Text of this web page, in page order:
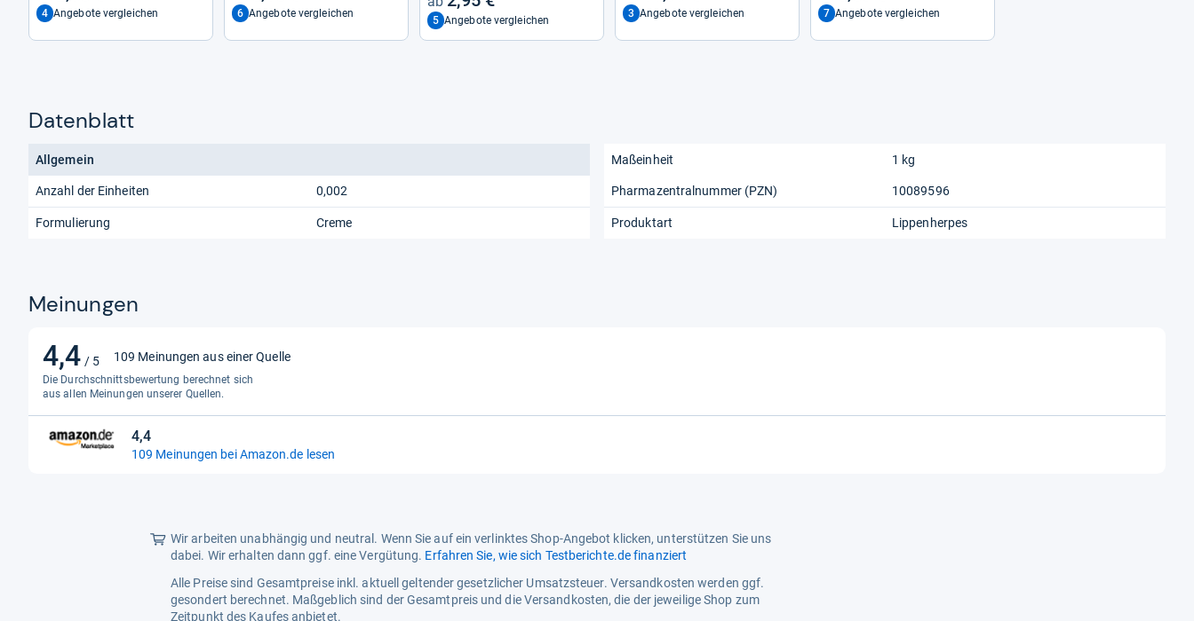
4 Angebote vergleichen 6 Angebote vergleichen
5 Angebote vergleichen
3 Angebote vergleichen 7 Angebote vergleichen
Datenblatt
Allgemein
Anzahl der Einheiten 0,002
Formulierung Creme
Maßeinheit 1 kg
Pharmazentralnummer (PZN) 10089596
Produktart Lippenherpes
Meinungen
4,4 / 5
4,4
von
5
Sternen
109 Meinungen aus einer Quelle
Die Durchschnittsbewertung berechnet sich
aus allen Meinungen unserer Quellen.
4,4
4,4
von
109 Meinungen bei Amazon.de lesen
Wir arbeiten unabhängig und neutral. Wenn Sie auf ein verlinktes Shop-Angebot klicken, unterstützen Sie uns
dabei. Wir erhalten dann ggf. eine Vergütung. Erfahren Sie, wie sich Testberichte.de finanziert
Alle Preise sind Gesamtpreise inkl. aktuell geltender gesetzlicher Umsatzsteuer. Versandkosten werden ggf.
gesondert berechnet. Maßgeblich sind der Gesamtpreis und die Versandkosten, die der jeweilige Shop zum
Zeitpunkt des Kaufes anbietet.